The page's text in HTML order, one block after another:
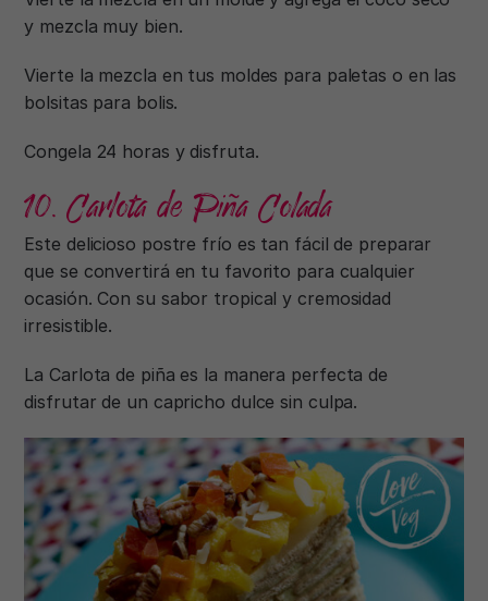
y mezcla muy bien.
Vierte la mezcla en tus moldes para paletas o en las
bolsitas para bolis.
Congela 24 horas y disfruta.
10. Carlota de Piña Colada
Este delicioso postre frío es tan fácil de preparar
que se convertirá en tu favorito para cualquier
ocasión. Con su sabor tropical y cremosidad
irresistible.
La Carlota de piña es la manera perfecta de
disfrutar de un capricho dulce sin culpa.